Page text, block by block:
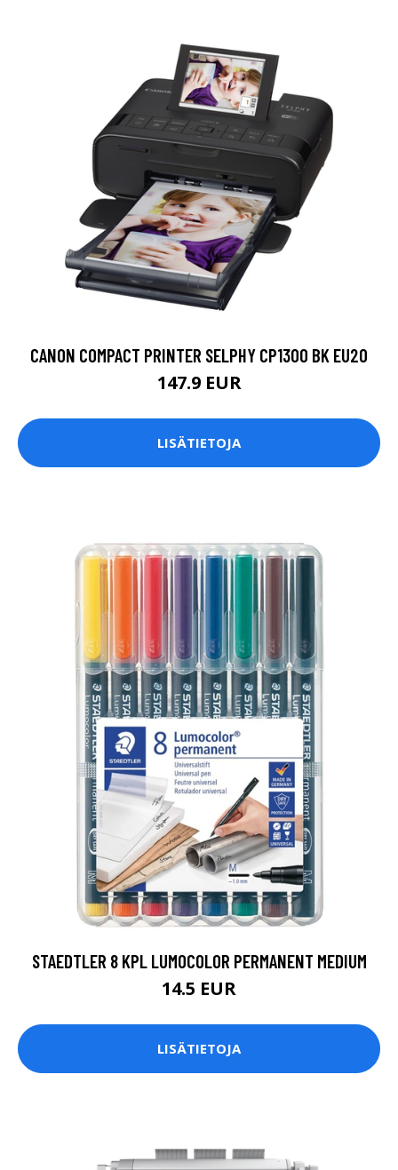
CANON COMPACT PRINTER SELPHY CP1300 BK EU20
147.9 EUR
LISÄTIETOJA
STAEDTLER 8 KPL LUMOCOLOR PERMANENT MEDIUM
14.5 EUR
LISÄTIETOJA